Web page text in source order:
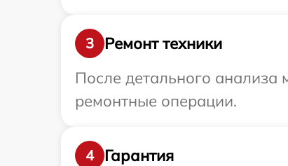
3
Ремонт техники
После детального анализа
ремонтные операции.
4
Гарантия